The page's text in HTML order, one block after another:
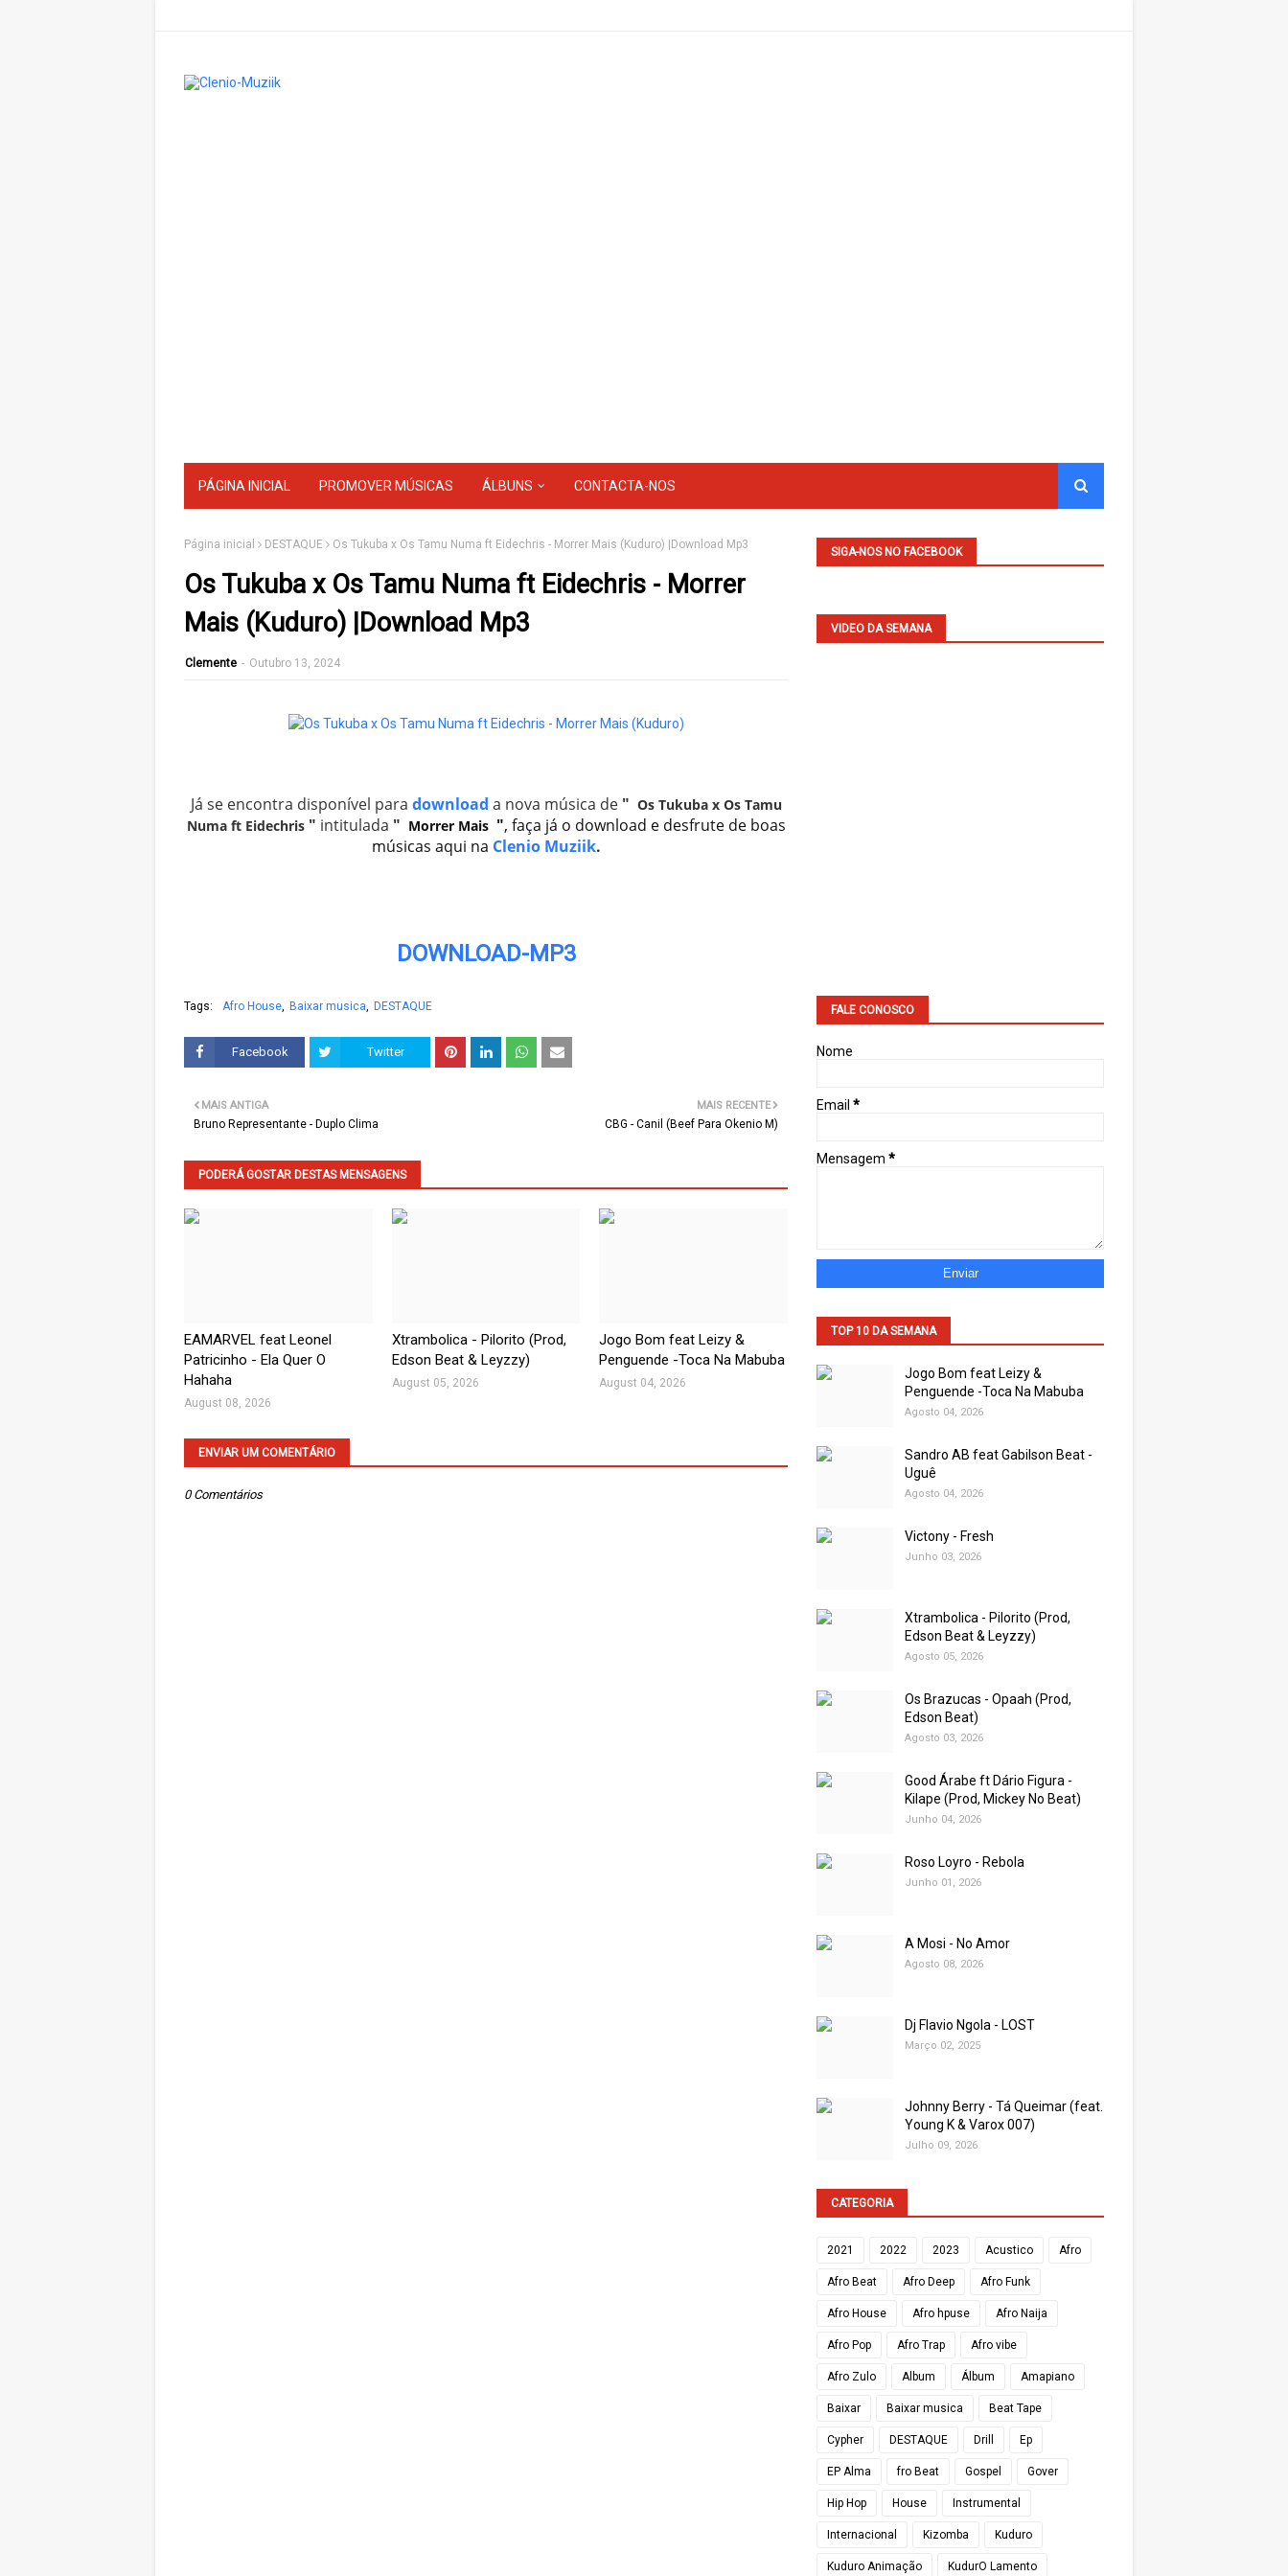
PÁGINA INICIAL PROMOVER MÚSICAS ÁLBUNS CONTACTA-NOS
Página inicial DESTAQUE Os Tukuba x Os Tamu Numa ft Eidechris - Morrer Mais (Kuduro) |Download Mp3
Os Tukuba x Os Tamu Numa ft Eidechris - Morrer
Mais (Kuduro) |Download Mp3
Clemente - Outubro 13, 2024
Já se encontra disponível para download a nova música de " Os Tukuba x Os Tamu
Numa ft Eidechris" intitulada " Morrer Mais", faça já o download e desfrute de boas
músicas aqui na Clenio Muziik.
DOWNLOAD-MP3
Tags: Afro House Baixar musica DESTAQUE
Facebook Twitter
MAIS RECENTE
CBG - Canil (Beef Para Okenio M)
MAIS ANTIGA
Bruno Representante - Duplo Clima
PODERÁ GOSTAR DESTAS MENSAGENS
EAMARVEL feat Leonel
Patricinho - Ela Quer O
Hahaha
August 08, 2026
Xtrambolica - Pilorito (Prod,
Edson Beat & Leyzzy)
August 05, 2026
Jogo Bom feat Leizy &
Penguende -Toca Na Mabuba
August 04, 2026
ENVIAR UM COMENTÁRIO
0 Comentários
SIGA-NOS NO FACEBOOK
VIDEO DA SEMANA
FALE CONOSCO
Nome
Email *
Mensagem *
TOP 10 DA SEMANA
Jogo Bom feat Leizy &
Penguende -Toca Na Mabuba
Agosto 04, 2026
Sandro AB feat Gabilson Beat -
Uguê
Agosto 04, 2026
Victony - Fresh
Junho 03, 2026
Xtrambolica - Pilorito (Prod,
Edson Beat & Leyzzy)
Agosto 05, 2026
Os Brazucas - Opaah (Prod,
Edson Beat)
Agosto 03, 2026
Good Árabe ft Dário Figura -
Kilape (Prod, Mickey No Beat)
Junho 04, 2026
Roso Loyro - Rebola
Junho 01, 2026
A Mosi - No Amor
Agosto 08, 2026
Dj Flavio Ngola - LOST
Março 02, 2025
Johnny Berry - Tá Queimar (feat.
Young K & Varox 007)
Julho 09, 2026
CATEGORIA
2021 2022 2023 Acustico Afro
Afro Beat Afro Deep Afro Funk
Afro House Afro hpuse Afro Naija
Afro Pop Afro Trap Afro vibe
Afro Zulo Album Álbum Amapiano
Baixar Baixar musica Beat Tape
Cypher DESTAQUE Drill Ep
EP Alma fro Beat Gospel Gover
Hip Hop House Instrumental
Internacional Kizomba Kuduro
Kuduro Animação KudurO Lamento